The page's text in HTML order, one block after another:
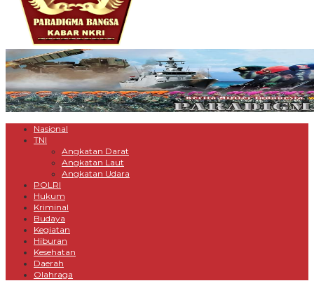
Nasional
TNI
Angkatan Darat
Angkatan Laut
Angkatan Udara
POLRI
Hukum
Kriminal
Budaya
Kegiatan
Hiburan
Kesehatan
Daerah
Olahraga